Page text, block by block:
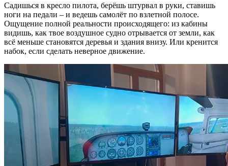
Садишься в кресло пилота, берёшь штурвал в руки, ставишь
ноги на педали – и ведешь самолёт по взлетной полосе.
Ощущение полной реальности происходящего: из кабины
видишь, как твое воздушное судно отрывается от земли, как
всё меньше становятся деревья и здания внизу. Или кренится
набок, если сделать неверное движение.